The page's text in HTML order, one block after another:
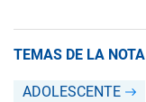
TEMAS DE LA NOTA
ADOLESCENTE